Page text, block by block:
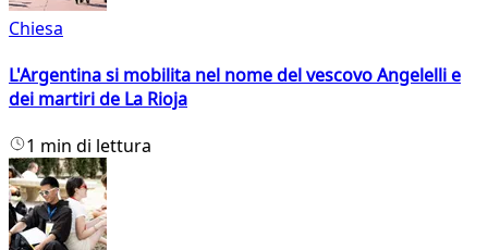
Chiesa
L'Argentina si mobilita nel nome del vescovo Angelelli e
dei martiri de La Rioja
1 min di lettura